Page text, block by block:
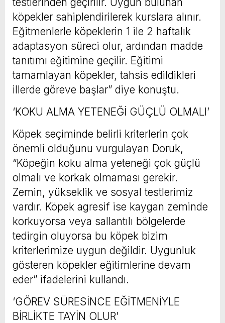
köpekler sahiplendirilerek kurslara alınır.
Eğitmenlerle köpeklerin 1 ile 2 haftalık
adaptasyon süreci olur, ardından madde
tanıtımı eğitimine geçilir. Eğitimi
tamamlayan köpekler, tahsis edildikleri
illerde göreve başlar” diye konuştu.
‘KOKU ALMA YETENEĞİ GÜÇLÜ OLMALI’
Köpek seçiminde belirli kriterlerin çok
önemli olduğunu vurgulayan Doruk,
“Köpeğin koku alma yeteneği çok güçlü
olmalı ve korkak olmaması gerekir.
Zemin, yükseklik ve sosyal testlerimiz
vardır. Köpek agresif ise kaygan zeminde
korkuyorsa veya sallantılı bölgelerde
tedirgin oluyorsa bu köpek bizim
kriterlerimize uygun değildir. Uygunluk
gösteren köpekler eğitimlerine devam
eder” ifadelerini kullandı.
‘GÖREV SÜRESİNCE EĞİTMENİYLE
BİRLİKTE TAYİN OLUR’